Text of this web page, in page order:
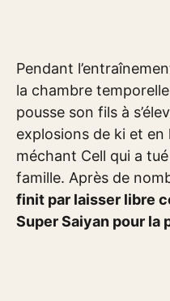
Pendant
la chambre
pousse son fils à
explosions de ki et en
méchant Cell qui a
famille. Après de
finit par laisser libre
Super Saiyan pour la